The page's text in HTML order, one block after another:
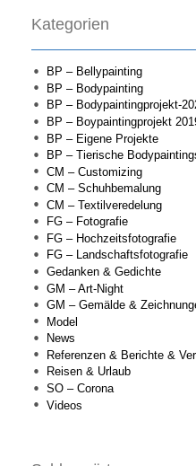
Kategorien
BP – Bellypainting
BP – Bodypainting
BP – Bodypaintingprojekt-
BP – Boypaintingprojekt
BP – Eigene Projekte
BP – Tierische
CM – Customizing
CM – Schuhbemalung
CM – Textilveredelung
FG – Fotografie
FG – Hochzeitsfotografie
FG – Landschaftsfotografie
Gedanken & Gedichte
GM – Art-Night
GM – Gemälde &
Model
News
Referenzen & Berichte &
Reisen & Urlaub
SO – Corona
Videos